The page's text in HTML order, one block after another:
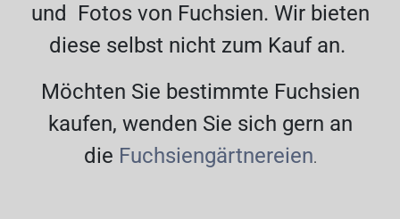
und Fotos von Fuchsien. Wir bieten
diese selbst nicht zum Kauf an.
Möchten Sie bestimmte Fuchsien
kaufen, wenden Sie sich gern an
die Fuchsiengärtnereien.